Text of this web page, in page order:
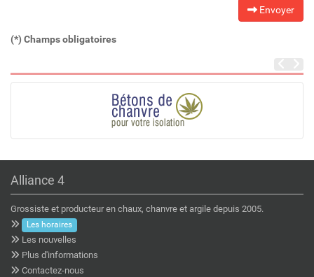
Envoyer
(*) Champs obligatoires
Alliance 4
Grossiste et producteur en chaux, chanvre et argile depuis 2005.
Les horaires
Les nouvelles
Plus d'informations
Contactez-nous